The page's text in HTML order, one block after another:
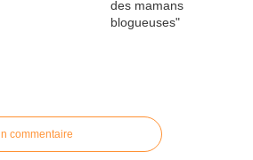
commentaire